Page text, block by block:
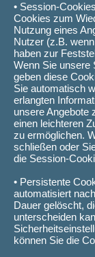
• Session-
Cookies zum
Nutzung eines
Nutzer (z.B.
haben zur
Wenn Sie unsere
geben diese
Sie automatisch
erlangten
unsere Angebote
einen leichteren
zu ermöglichen.
schließen oder
die Session-
• Persistente
automatisiert
Dauer gelöscht,
unterscheiden
können Sie die